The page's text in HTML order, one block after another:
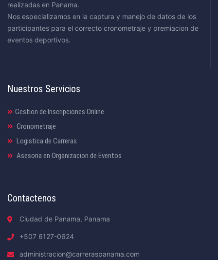
realizadas en Panama.
Nos especializamos en la captura y manejo de datos de los
participantes para el correcto cronometraje y premiacion de
eventos deportivos.
Nuestros Servicios
Gestion de Inscripciones Online
Cronometraje
Logistica de Carreras
Asesoria en Organizacion de Eventos
Contactenos
Ciudad de Panama, Panama
+507 6127-0624
administracion@carreraspanama.com